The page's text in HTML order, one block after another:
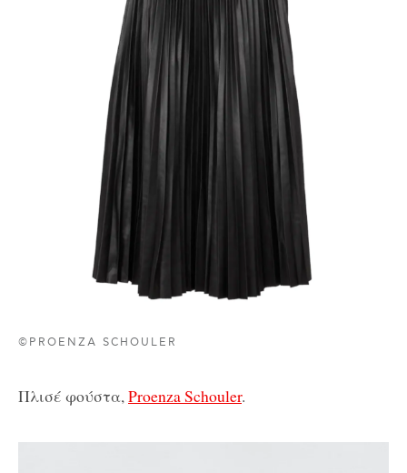
©PROENZA SCHOULER
Πλισέ φούστα,Proenza Schouler.